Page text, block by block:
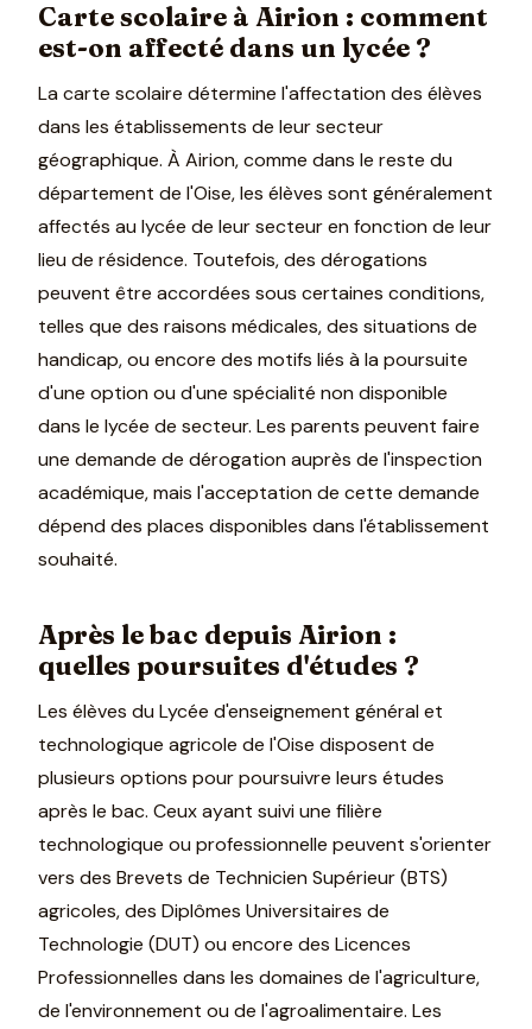
Carte scolaire à Airion : comment
est-on affecté dans un lycée ?
La carte scolaire détermine l'affectation des élèves
dans les établissements de leur secteur
géographique. À Airion, comme dans le reste du
département de l'Oise, les élèves sont généralement
affectés au lycée de leur secteur en fonction de leur
lieu de résidence. Toutefois, des dérogations
peuvent être accordées sous certaines conditions,
telles que des raisons médicales, des situations de
handicap, ou encore des motifs liés à la poursuite
d'une option ou d'une spécialité non disponible
dans le lycée de secteur. Les parents peuvent faire
une demande de dérogation auprès de l'inspection
académique, mais l'acceptation de cette demande
dépend des places disponibles dans l'établissement
souhaité.
Après le bac depuis Airion :
quelles poursuites d'études ?
Les élèves du Lycée d'enseignement général et
technologique agricole de l'Oise disposent de
plusieurs options pour poursuivre leurs études
après le bac. Ceux ayant suivi une filière
technologique ou professionnelle peuvent s'orienter
vers des Brevets de Technicien Supérieur (BTS)
agricoles, des Diplômes Universitaires de
Technologie (DUT) ou encore des Licences
Professionnelles dans les domaines de l'agriculture,
de l'environnement ou de l'agroalimentaire. Les